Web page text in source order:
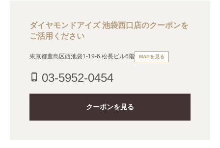
ダイヤモンドアイズ 池袋西口店のクーポンを
ご活用ください
東京都豊島区西池袋1-19-6 松長ビル6階 MAPを見る
phone_iphone 03-5952-0454
クーポンを見る